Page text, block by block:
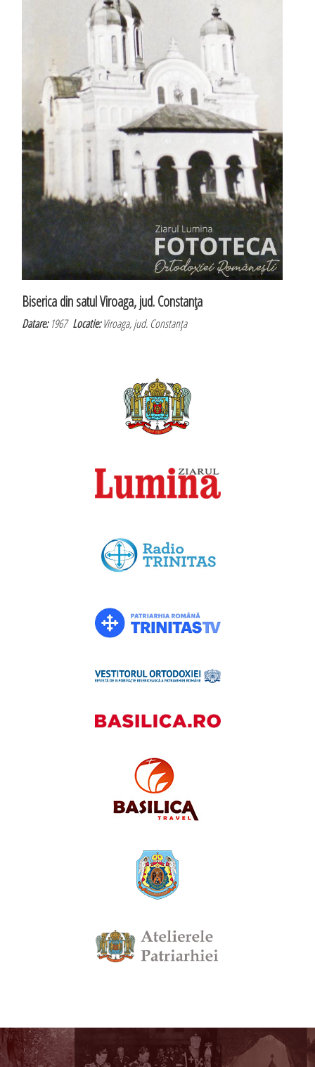
Biserica din satul Viroaga, jud. Constanţa
Datare:1967Locatie:Viroaga, jud. Constanţa